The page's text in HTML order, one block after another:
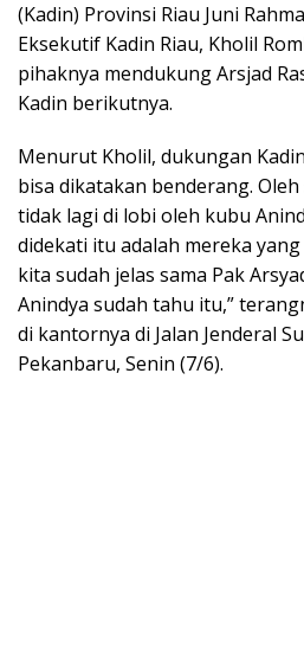
(Kadin) Provinsi Riau Juni
Eksekutif Kadin Riau, Kholil
pihaknya mendukung Arsjad
Kadin berikutnya.
Menurut Kholil, dukungan
bisa dikatakan benderang.
tidak lagi di lobi oleh kubu
didekati itu adalah mereka
kita sudah jelas sama Pak
Anindya sudah tahu itu,”
di kantornya di Jalan Jenderal
Pekanbaru, Senin (7/6).